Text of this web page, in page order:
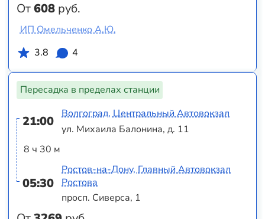
От608 руб.
ИП Омельченко А.Ю.
3.8
4
Пересадка в пределах станции
21:00
8 ч 30 м
05:30
Волгоград, Центральный Автовокзал
ул. Михаила Балонина, д. 11
Ростов-на-Дону, Главный Автовокзал
Ростова
просп. Сиверса, 1